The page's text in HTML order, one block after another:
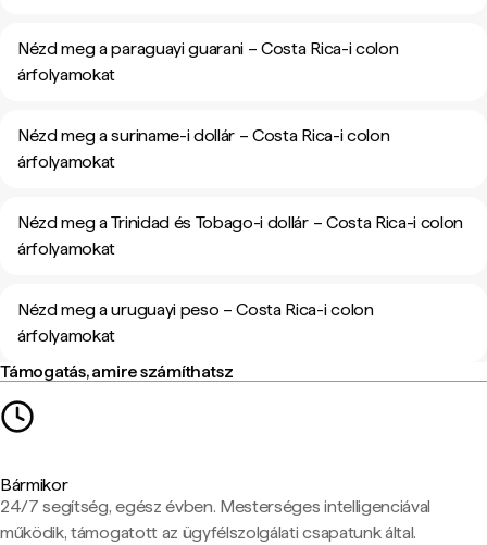
Nézd meg a paraguayi guarani – Costa Rica-i colon
árfolyamokat
Nézd meg a suriname-i dollár – Costa Rica-i colon
árfolyamokat
Nézd meg a Trinidad és Tobago-i dollár – Costa Rica-i colon
árfolyamokat
Nézd meg a uruguayi peso – Costa Rica-i colon
árfolyamokat
Támogatás, amire számíthatsz
Bármikor
24/7 segítség, egész évben. Mesterséges intelligenciával
működik, támogatott az ügyfélszolgálati csapatunk által.